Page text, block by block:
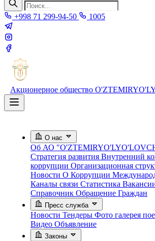
+998 71 299-94-50 1005
Акционерное общество
О нас
Об АО
Стратегия развития Внутренний
коррупции Организационная
Новости О Коррупции
Каналы связи Статистика
Справочник Обращение Граждан
Пресс служба
Новости Тендеры Фото галерея
Видео Объявление
Законы